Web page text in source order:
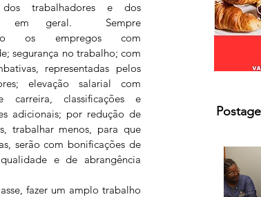
dos trabalhadores e dos
em geral.  Sempre
os empregos com
segurança no trabalho; com
representadas pelos
elevação salarial com
carreira, classificações e
adicionais; por redução de
trabalhar menos, para que
serão com bonificações de
e de abrangência
fazer um amplo trabalho